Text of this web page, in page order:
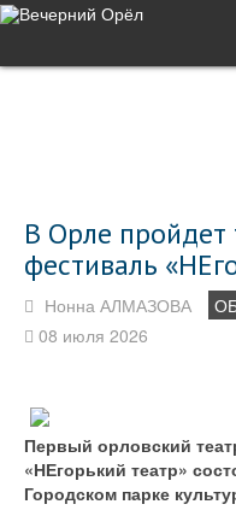
В Орле пройдет
фестиваль
Нонна АЛМАЗОВА
08 июля 2026
Первый орловский
«НЕгорький театр»
Городском парке